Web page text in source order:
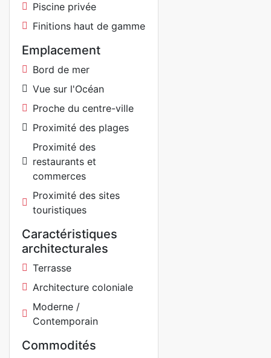
Piscine privée
Finitions haut de gamme
Emplacement
Bord de mer
Vue sur l'Océan
Proche du centre-ville
Proximité des plages
Proximité des
restaurants et
commerces
Proximité des sites
touristiques
Caractéristiques
architecturales
Terrasse
Architecture coloniale
Moderne /
Contemporain
Commodités